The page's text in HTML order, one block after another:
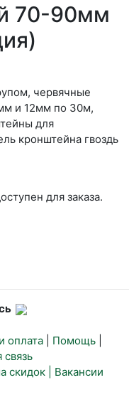
70-90мм
червячные
и 12мм по 30м,
для
кронштейна гвоздь
для заказа.
оплата Помощь
связь
скидок | Вакансии